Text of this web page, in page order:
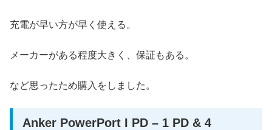
充電が早い方が早く使える。
メーカーがある程度大きく、保証もある。
など思ったため購入をしました。
Anker PowerPort I PD – 1 PD & 4